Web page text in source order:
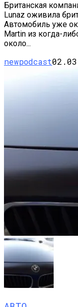
Британская
Lunaz оживила
Автомобиль уже
Martin из когда-
около...
newpodcast